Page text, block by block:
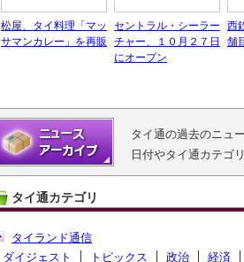
松屋、タイ料理「マッ
サマンカレー」を再販
セントラル・シーラー
チャー、１０月２７日
にオープン
西
舗
タイ通の過去のニュー
日付やタイ通カテゴ
タイ通カテゴリ
タイランド通信
ダイジェスト
トピックス 政治 経済